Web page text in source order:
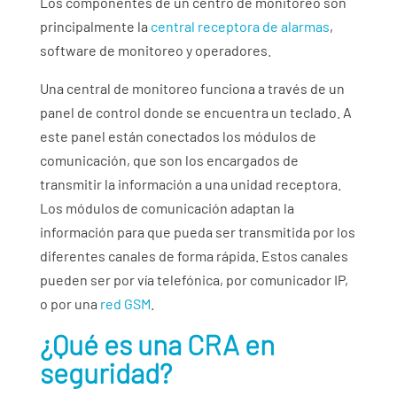
principalmente la central receptora de alarmas,
software de monitoreo y operadores.
Una central de monitoreo funciona a través de un
panel de control donde se encuentra un teclado. A
este panel están conectados los módulos de
comunicación, que son los encargados de
transmitir la información a una unidad receptora.
Los módulos de comunicación adaptan la
información para que pueda ser transmitida por los
diferentes canales de forma rápida. Estos canales
pueden ser por vía telefónica, por comunicador IP,
o por una red GSM
¿Qué es una CRA en
seguridad?